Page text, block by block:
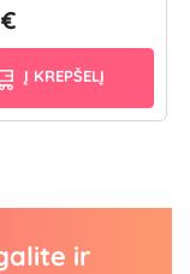
Į KREPŠELĮ
ir